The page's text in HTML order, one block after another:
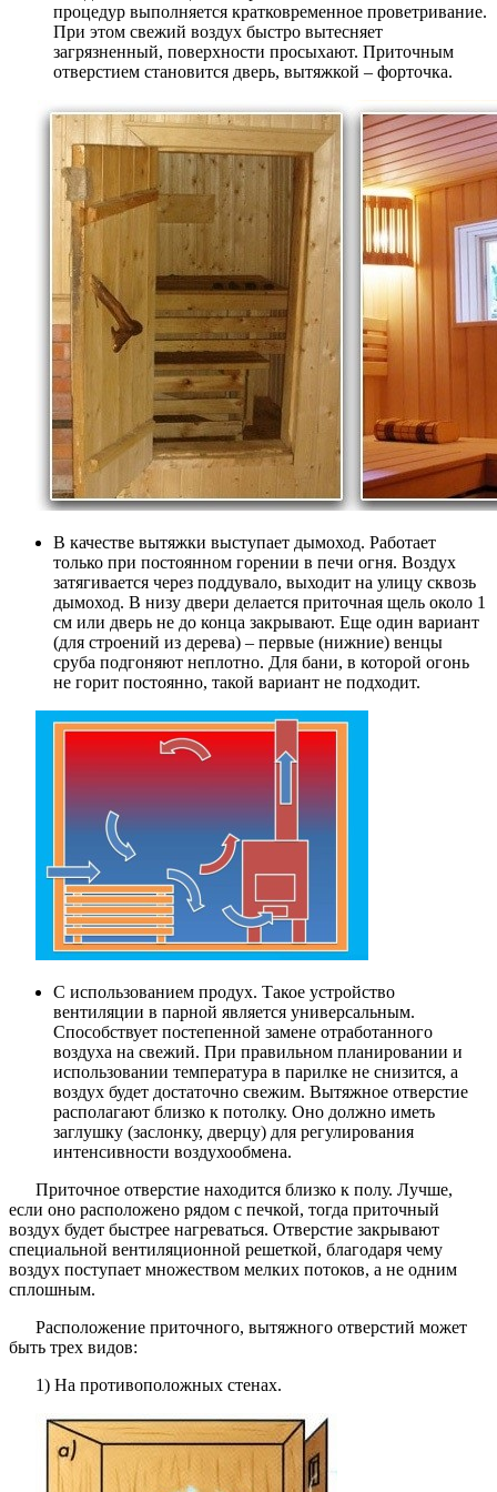
процедур выполняется кратковременное проветривание.
При этом свежий воздух быстро вытесняет
загрязненный, поверхности просыхают. Приточным
отверстием становится дверь, вытяжкой – форточка.
В качестве вытяжки выступает дымоход. Работает
только при постоянном горении в печи огня. Воздух
затягивается через поддувало, выходит на улицу сквозь
дымоход. В низу двери делается приточная щель около 1
см или дверь не до конца закрывают. Еще один вариант
(для строений из дерева) – первые (нижние) венцы
сруба подгоняют неплотно. Для бани, в которой огонь
не горит постоянно, такой вариант не подходит.
С использованием продух. Такое устройство
вентиляции в парной является универсальным.
Способствует постепенной замене отработанного
воздуха на свежий. При правильном планировании и
использовании температура в парилке не снизится, а
воздух будет достаточно свежим. Вытяжное отверстие
располагают близко к потолку. Оно должно иметь
заглушку (заслонку, дверцу) для регулирования
интенсивности воздухообмена.
Приточное отверстие находится близко к полу. Лучше,
если оно расположено рядом с печкой, тогда приточный
воздух будет быстрее нагреваться. Отверстие закрывают
специальной вентиляционной решеткой, благодаря чему
воздух поступает множеством мелких потоков, а не одним
сплошным.
Расположение приточного, вытяжного отверстий может
быть трех видов:
1) На противоположных стенах.